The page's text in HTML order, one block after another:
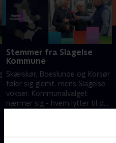
Stemmer fra Slagelse
Kommune
Skælskør, Boeslunde og Korsør
føler sig glemt, mens Slagelse
vokser. Kommunalvalget
nærmer sig - hvem lytter til de